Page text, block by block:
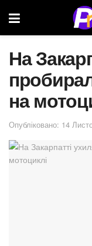
На
на
Опубліковано: 14